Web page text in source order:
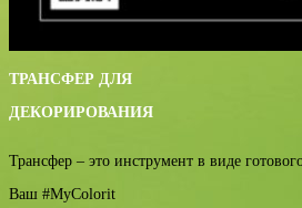
ТРАНСФЕР ДЛЯ
ДЕКОРИРОВАНИЯ
Трансфер – это инструмент в виде
Ваш #MyColorit